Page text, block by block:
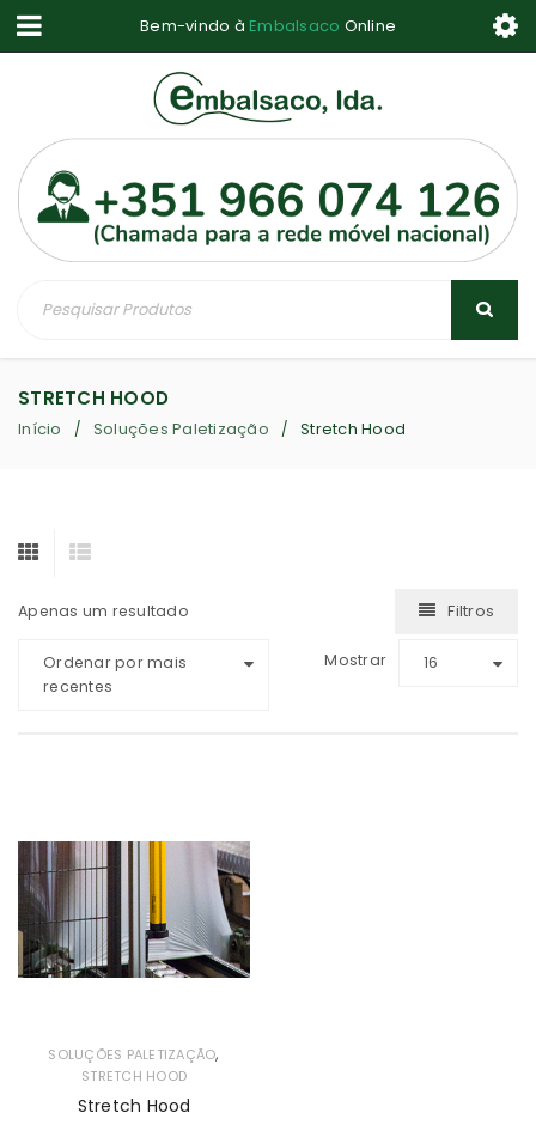
Bem-vindo à Embalsaco Online
STRETCH HOOD
Início / Soluções Paletização / Stretch Hood
Apenas um resultado Filtros
Ordenar por mais
recentes
Mostrar 16
SOLUÇÕES PALETIZAÇÃO,
STRETCH HOOD
Stretch Hood